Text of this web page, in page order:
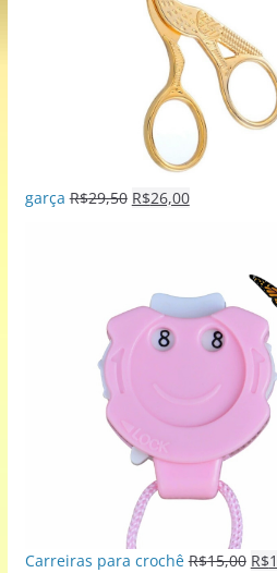
garça R$29,50 R$26,00
Carreiras para crochê R$15,00 R$